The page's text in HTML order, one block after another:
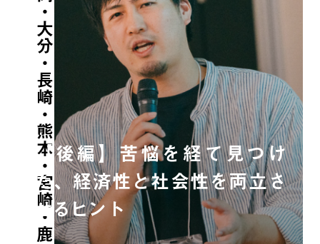
佐
賀
・
福
岡
・
大
分
・
長
崎
・
熊
本
・
宮
崎
・
鹿
児
【後編】苦悩を経て見つけ
た、経済性と社会性を両立さ
せるヒント